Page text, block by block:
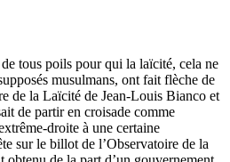
tous poils pour qui la laïcité, cela ne
musulmans, ont fait flèche de
de la Laïcité de Jean-Louis Bianco et
de partir en croisade comme
droite à une certaine
sur le billot de l’Observatoire de la